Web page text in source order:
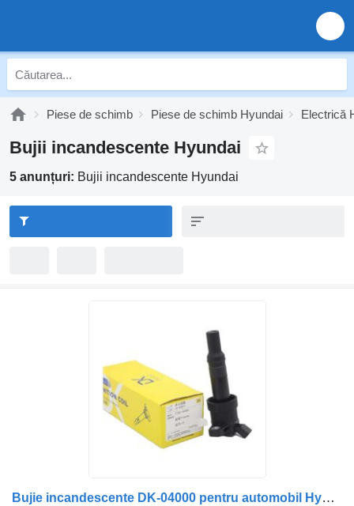
Piese de schimb Piese de schimb Hyundai Electrică
Bujii incandescente Hyundai
5 anunțuri: Bujii incandescente Hyundai
Bujie incandescente DK-04000 pentru automobil Hyundai I10